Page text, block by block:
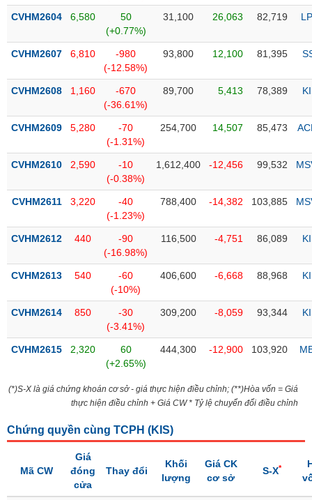
yết
bổ
Hủy
yết
dõi
biệt
được
ký
Danh
ETF
phiếu
tiết
Tài
tích
CVHM2604 6,580
50
(+0.77%)
31,100 26,063 82,719
CVHM2607 6,810
-980
(-12.58%)
93,800 12,100 81,395
CVHM2608 1,160
-670
(-36.61%)
89,700 5,413 78,389
CVHM2609 5,280
-70
(-1.31%)
254,700 14,507 85,473
CVHM2610 2,590
-10
(-0.38%)
1,612,400 -12,456 99,532
CVHM2611 3,220
-40
(-1.23%)
788,400 -14,382 103,885
CVHM2612 440
-90
(-16.98%)
116,500 -4,751 86,089
CVHM2613 540
-60
(-10%)
406,600 -6,668 88,968
CVHM2614 850
-30
(-3.41%)
309,200 -8,059 93,344
CVHM2615 2,320
60
(+2.65%)
444,300 -12,900 103,920
(*)S-X là giá chứng khoán cơ sở - giá thực hiện điều chỉnh; (**)Hòa vốn = Giá
thực hiện điều chỉnh + Giá CW * Tỷ lệ chuyển đổi điều chỉnh
Chứng quyền cùng TCPH (KIS)
Mã CW
Giá
đóng
cửa
Thay đổi
Khối
lượng
Giá CK
cơ sở
S-X*
TRÁI
PHIẾU
CÔNG
CỤ
TƯ
DỮ
LIỆU
MỚI
Ngành
(-)
SECTOR
NĂNG